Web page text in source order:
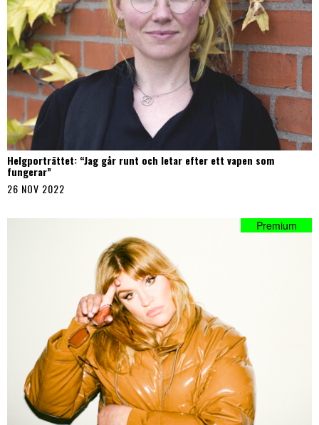
Helgporträttet: “Jag går runt och letar efter ett vapen som
fungerar”
26 NOV 2022